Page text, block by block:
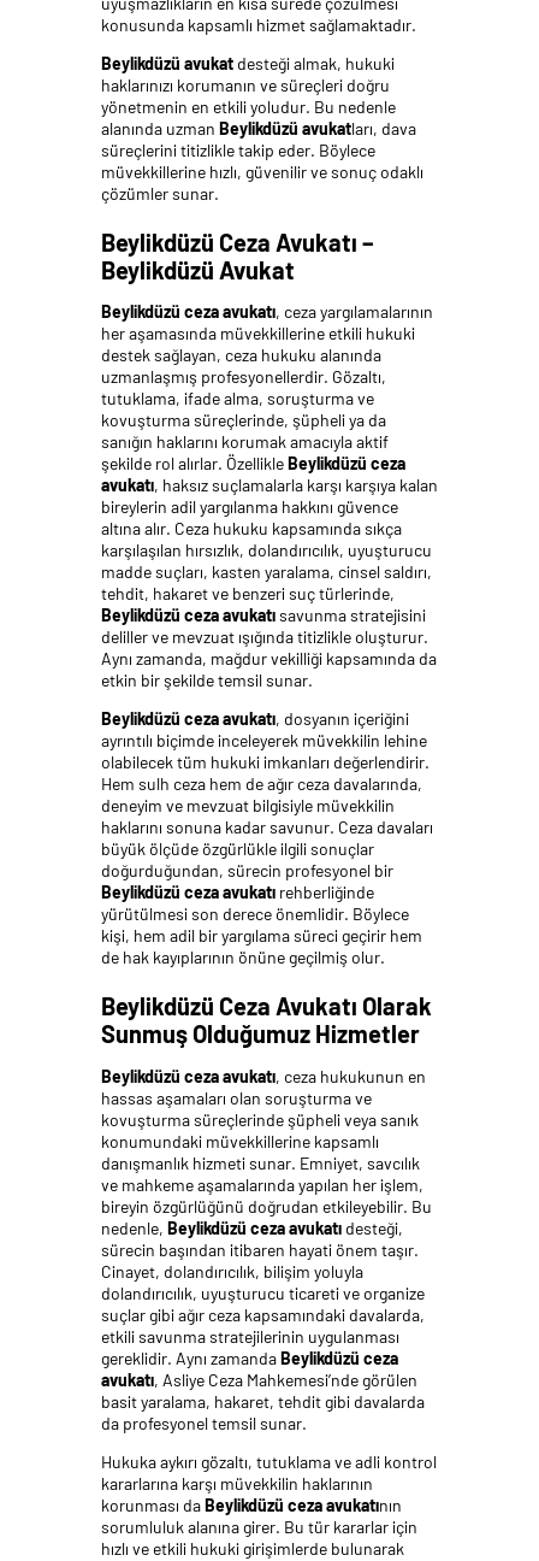
konusunda kapsamlı hizmet sağlamaktadır.
Beylikdüzü avukat desteği almak, hukuki
haklarınızı korumanın ve süreçleri doğru
yönetmenin en etkili yoludur. Bu nedenle
alanında uzman Beylikdüzü avukatları, dava
süreçlerini titizlikle takip eder. Böylece
müvekkillerine hızlı, güvenilir ve sonuç odaklı
çözümler sunar.
Beylikdüzü Ceza Avukatı –
Beylikdüzü Avukat
Beylikdüzü ceza avukatı, ceza yargılamalarının
her aşamasında müvekkillerine etkili hukuki
destek sağlayan, ceza hukuku alanında
uzmanlaşmış profesyonellerdir. Gözaltı,
tutuklama, ifade alma, soruşturma ve
kovuşturma süreçlerinde, şüpheli ya da
sanığın haklarını korumak amacıyla aktif
şekilde rol alırlar. ÖzellikleBeylikdüzü ceza
avukatı, haksız suçlamalarla karşı karşıya kalan
bireylerin adil yargılanma hakkını güvence
altına alır. Ceza hukuku kapsamında sıkça
karşılaşılan hırsızlık, dolandırıcılık, uyuşturucu
madde suçları, kasten yaralama, cinsel saldırı,
tehdit, hakaret ve benzeri suç türlerinde,
Beylikdüzü ceza avukatısavunma stratejisini
deliller ve mevzuat ışığında titizlikle oluşturur.
Aynı zamanda, mağdur vekilliği kapsamında da
etkin bir şekilde temsil sunar.
Beylikdüzü ceza avukatı, dosyanın içeriğini
ayrıntılı biçimde inceleyerek müvekkilin lehine
olabilecek tüm hukuki imkanları değerlendirir.
Hem sulh ceza hem de ağır ceza davalarında,
deneyim ve mevzuat bilgisiyle müvekkilin
haklarını sonuna kadar savunur. Ceza davaları
büyük ölçüde özgürlükle ilgili sonuçlar
doğurduğundan, sürecin profesyonel bir
Beylikdüzü ceza avukatı rehberliğinde
yürütülmesi son derece önemlidir. Böylece
kişi, hem adil bir yargılama süreci geçirir hem
de hak kayıplarının önüne geçilmiş olur.
Beylikdüzü Ceza Avukatı Olarak
Sunmuş Olduğumuz Hizmetler
Beylikdüzü ceza avukatı, ceza hukukunun en
hassas aşamaları olan soruşturma ve
kovuşturma süreçlerinde şüpheli veya sanık
konumundaki müvekkillerine kapsamlı
danışmanlık hizmeti sunar. Emniyet, savcılık
ve mahkeme aşamalarında yapılan her işlem,
bireyin özgürlüğünü doğrudan etkileyebilir. Bu
nedenle, Beylikdüzü ceza avukatı desteği,
sürecin başından itibaren hayati önem taşır.
Cinayet, dolandırıcılık, bilişim yoluyla
dolandırıcılık, uyuşturucu ticareti ve organize
suçlar gibi ağır ceza kapsamındaki davalarda,
etkili savunma stratejilerinin uygulanması
gereklidir. Aynı zamandaBeylikdüzü ceza
avukatı, Asliye Ceza Mahkemesi’nde görülen
basit yaralama, hakaret, tehdit gibi davalarda
da profesyonel temsil sunar.
Hukuka aykırı gözaltı, tutuklama ve adli kontrol
kararlarına karşı müvekkilin haklarının
korunması daBeylikdüzü ceza avukatının
sorumluluk alanına girer. Bu tür kararlar için
hızlı ve etkili hukuki girişimlerde bulunarak